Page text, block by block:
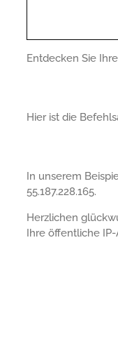
Entdecken Sie
Hier ist die
In unserem
55.187.228.165.
Herzlichen
Ihre öffentliche